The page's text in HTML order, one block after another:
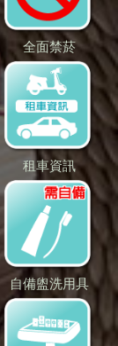
全面禁菸
租車資訊
自備盥洗用具